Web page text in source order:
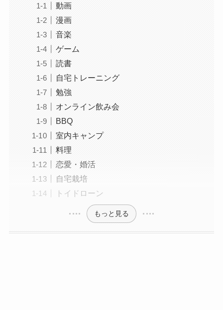
動画
漫画
音楽
ゲーム
読書
自宅トレーニング
勉強
オンライン飲み会
BBQ
室内キャンプ
料理
恋愛・婚活
自宅栽培
トイドローン
もっと見る